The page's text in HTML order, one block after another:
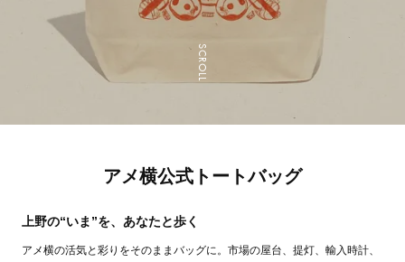
SCROLL
アメ横公式トートバッグ
上野の“いま”を、あなたと歩く
アメ横の活気と彩りをそのままバッグに。市場の屋台、提灯、輸入時計、